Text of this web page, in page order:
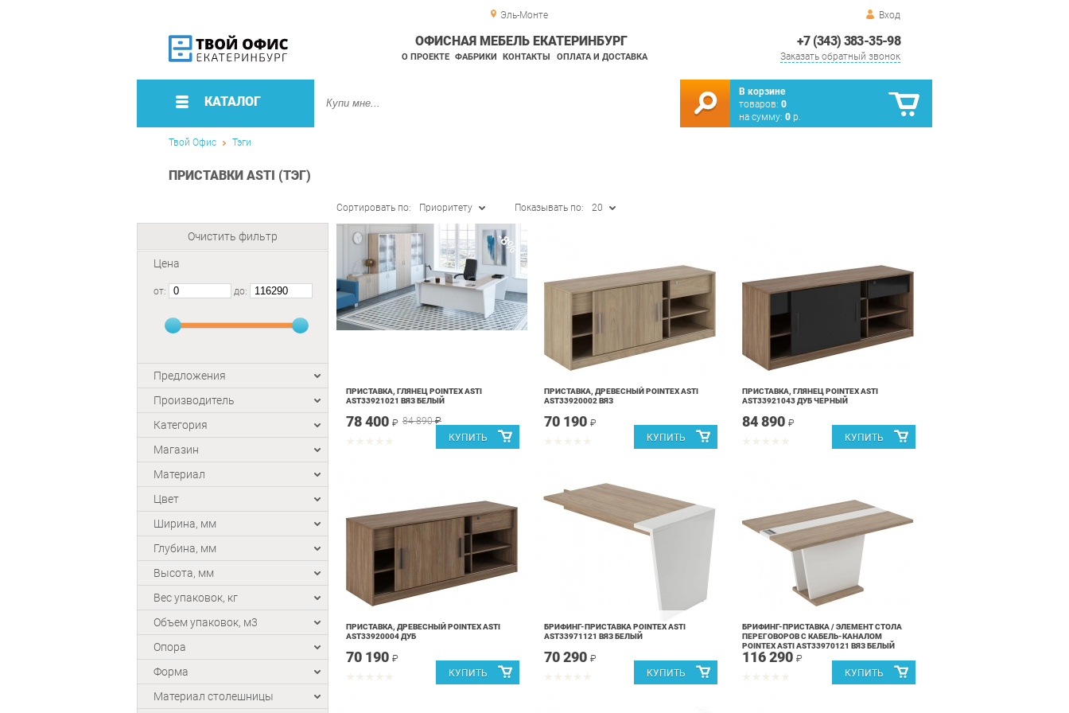
Эль-Монте Вход
+7 (343) 383-35-98
Заказать обратный звонок
ОФИСНАЯ МЕБЕЛЬ ЕКАТЕРИНБУРГ
О ПРОЕКТЕ ФАБРИКИ КОНТАКТЫ ОПЛАТА И ДОСТАВКА
КАТАЛОГ
В корзине
товаров: 0
на сумму: 0 р.
Твой Офис Тэги
ПРИСТАВКИ ASTI (ТЭГ)
Очистить фильтр
Цена
от: до:
Предложения
Производитель
Категория
Магазин
Материал
Цвет
Ширина, мм
Глубина, мм
Высота, мм
Вес упаковок, кг
Объем упаковок, м3
Опора
Форма
Материал столешницы
Сортировать по: Приоритету Показывать по: 20
-8%
ПРИСТАВКА, ГЛЯНЕЦ POINTEX ASTI
AST33921021 ВЯЗ БЕЛЫЙ
78 400 ₽ 84 890₽
ПРИСТАВКА, ДРЕВЕСНЫЙ POINTEX ASTI
AST33920002 ВЯЗ
70 190 ₽
ПРИСТАВКА, ГЛЯНЕЦ POINTEX ASTI
AST33921043 ДУБ ЧЕРНЫЙ
84 890 ₽
ПРИСТАВКА, ДРЕВЕСНЫЙ POINTEX ASTI
AST33920004 ДУБ
70 190 ₽
БРИФИНГ-ПРИСТАВКА POINTEX ASTI
AST33971121 ВЯЗ БЕЛЫЙ
70 290 ₽
БРИФИНГ-ПРИСТАВКА / ЭЛЕМЕНТ СТОЛА
ПЕРЕГОВОРОВ С КАБЕЛЬ-КАНАЛОМ
POINTEX ASTI AST33970121 ВЯЗ БЕЛЫЙ
116 290 ₽